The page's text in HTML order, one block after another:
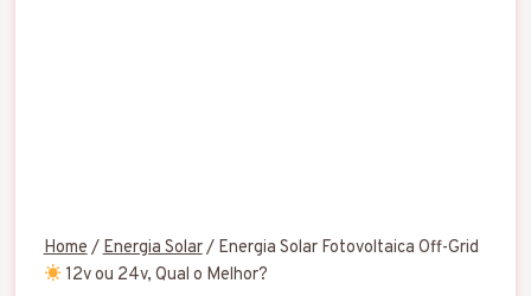
Home/Energia Solar/ Energia Solar Fotovoltaica Off-Grid
12v ou 24v, Qual o Melhor?